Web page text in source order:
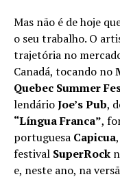
Mas não é de hoje
o seu trabalho. O
trajetória no
Canadá, tocando no
Quebec Summer
lendárioJoe’s Pub,
“Língua Franca”,
portuguesa Capicua
festival SuperRock
e, neste ano, na